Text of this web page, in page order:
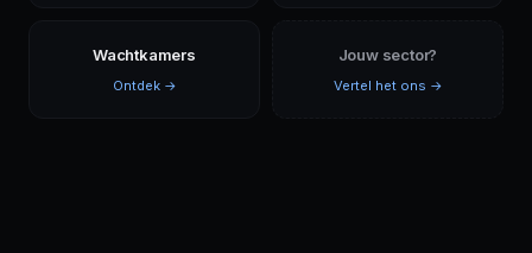
Wachtkamers
Ontdek →
Jouw sector?
Vertel het ons →